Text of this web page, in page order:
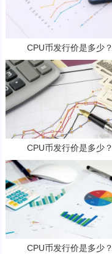
CPU币发行价是多少？
CPU币发行价是多少？
CPU币发行价是多少？